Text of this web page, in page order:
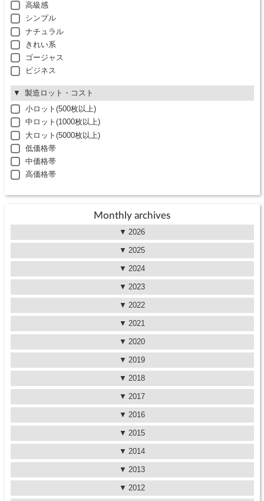
高級感
シンプル
ナチュラル
きれい系
ゴージャス
ビジネス
製造ロット・コスト
小ロット(500枚以上)
中ロット(1000枚以上)
大ロット(5000枚以上)
低価格帯
中価格帯
高価格帯
Monthly archives
2026
2025
2024
2023
2022
2021
2020
2019
2018
2017
2016
2015
2014
2013
2012